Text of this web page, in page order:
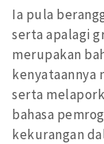
Ia pula
serta apalagi
merupakan
kenyataannya
serta
bahasa
kekurangan